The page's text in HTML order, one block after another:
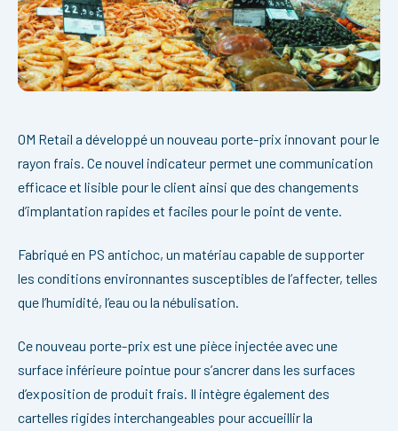
OM Retail a développé un nouveau porte-prix innovant pour le
rayon frais. Ce nouvel indicateur permet une communication
efficace et lisible pour le client ainsi que des changements
d’implantation rapides et faciles pour le point de vente.
Fabriqué en PS antichoc, un matériau capable de supporter
les conditions environnantes susceptibles de l’affecter, telles
que l’humidité, l’eau ou la nébulisation.
Ce nouveau porte-prix est une pièce injectée avec une
surface inférieure pointue pour s’ancrer dans les surfaces
d’exposition de produit frais. Il intègre également des
cartelles rigides interchangeables pour accueillir la